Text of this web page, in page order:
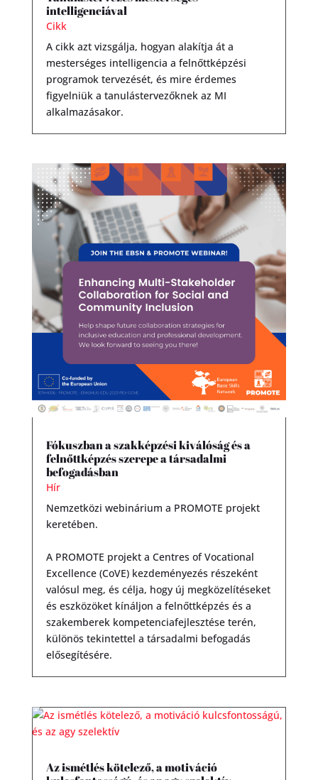
intelligenciával
Cikk
A cikk azt vizsgálja, hogyan alakítja át a
mesterséges intelligencia a felnőttképzési
programok tervezését, és mire érdemes
figyelniük a tanulástervezőknek az MI
alkalmazásakor.
Fókuszban a szakképzési kiválóság és a
felnőttképzés szerepe a társadalmi
befogadásban
Hír
Nemzetközi webinárium a PROMOTE projekt
keretében.
A PROMOTE projekt a Centres of Vocational
Excellence (CoVE) kezdeményezés részeként
valósul meg, és célja, hogy új megközelítéseket
és eszközöket kínáljon a felnőttképzés és a
szakemberek kompetenciafejlesztése terén,
különös tekintettel a társadalmi befogadás
elősegítésére.
Az ismétlés kötelező, a motiváció